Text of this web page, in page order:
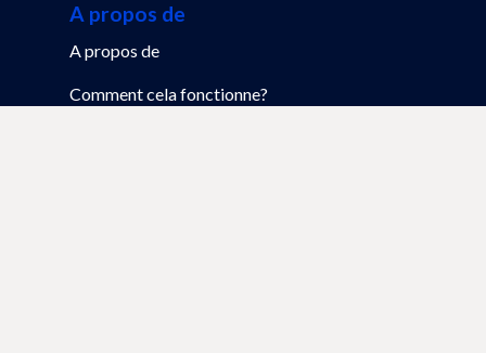
A propos de
A propos de
Comment cela fonctionne?